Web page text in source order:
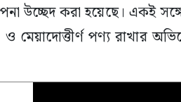
উচ্ছেদ করা হয়েছে। একই
ও মেয়াদোত্তীর্ণ পণ্য রাখার